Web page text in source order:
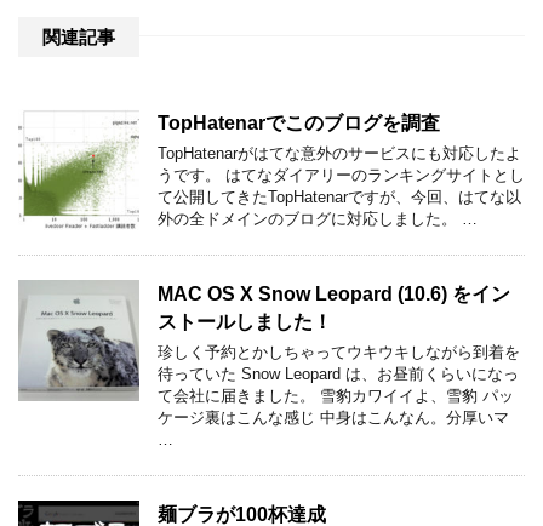
関連記事
TopHatenarでこのブログを調査
TopHatenarがはてな意外のサービスにも対応したよ
うです。 はてなダイアリーのランキングサイトとし
て公開してきたTopHatenarですが、今回、はてな以
外の全ドメインのブログに対応しました。 …
MAC OS X Snow Leopard (10.6) をイン
ストールしました！
珍しく予約とかしちゃってウキウキしながら到着を
待っていた Snow Leopard は、お昼前くらいになっ
て会社に届きました。 雪豹カワイイよ、雪豹 パッ
ケージ裏はこんな感じ 中身はこんなん。分厚いマ
…
麺ブラが100杯達成